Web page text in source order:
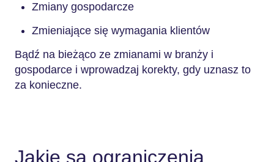
Zmiany gospodarcze
Zmieniające się wymagania klientów
Bądź na bieżąco ze zmianami w branży i
gospodarce i wprowadzaj korekty, gdy uznasz to
za konieczne.
Jakie są ograniczenia